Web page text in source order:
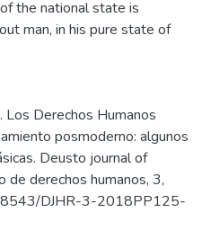
the national state is
man, in his pure state of
Derechos Humanos
posmoderno: algunos
Deusto journal of
de derechos humanos, 3,
DJHR-3-2018PP125-